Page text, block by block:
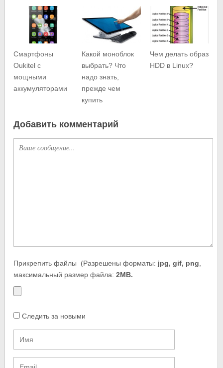
Cмартфоны
Oukitel с
мощными
аккумуляторами
Какой моноблок
выбрать? Что
надо знать,
прежде чем
купить
Чем делать образ
HDD в Linux?
Добавить комментарий
Прикрепить файлы (Разрешены форматы: jpg, gif, png,
максимальный размер файла:2MB.
Следить за новыми